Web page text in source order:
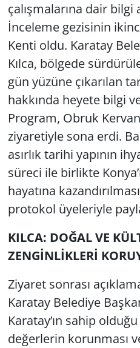
çalışmalarına dair bilgi
İnceleme gezisinin
Kenti oldu. Karatay
Kılca, bölgede
gün yüzüne çıkarılan
hakkında heyete bilgi
Program, Obruk
ziyaretiyle sona erdi.
asırlık tarihi yapının
süreci ile birlikte
hayatına
protokol üyeleriyle
KILCA: DOĞAL VE
ZENGİNLİKLERİ
Ziyaret sonrası
Karatay Belediye
Karatay’ın sahip
değerlerin korunması